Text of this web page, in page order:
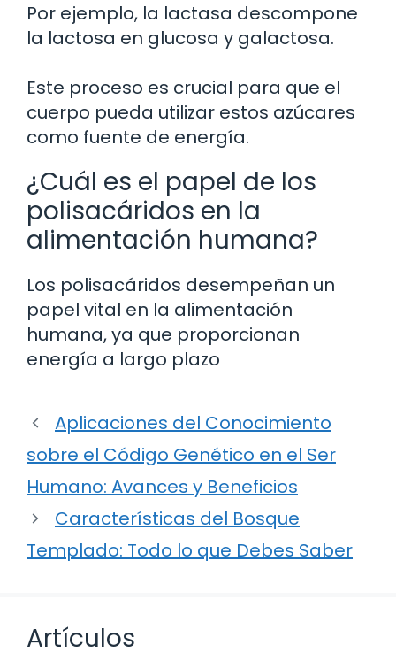
Por ejemplo, la lactasa descompone
la lactosa en glucosa y galactosa.
Este proceso es crucial para que el
cuerpo pueda utilizar estos azúcares
como fuente de energía.
¿Cuál es el papel de los
polisacáridos en la
alimentación humana?
Los polisacáridos desempeñan un
papel vital en la alimentación
humana, ya que proporcionan
energía a largo plazo
Aplicaciones del Conocimiento
sobre el Código Genético en el Ser
Humano: Avances y Beneficios
Características del Bosque
Templado: Todo lo que Debes Saber
Artículos